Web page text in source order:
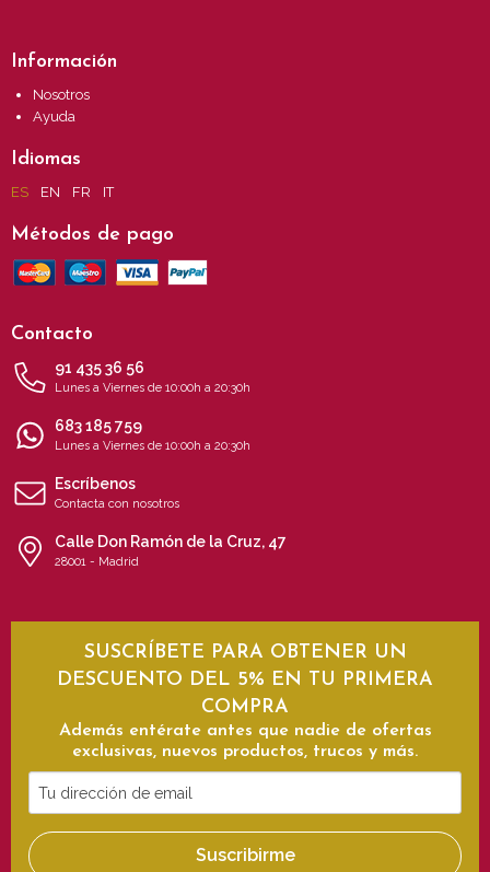
Información
Nosotros
Ayuda
Idiomas
ES EN FR IT
Métodos de pago
Contacto
91 435 36 56
Lunes a Viernes de 10:00h a 20:30h
683 185 759
Lunes a Viernes de 10:00h a 20:30h
Escríbenos
Contacta con nosotros
Calle Don Ramón de la Cruz, 47
28001 - Madrid
SUSCRÍBETE PARA OBTENER UN
DESCUENTO DEL 5% EN TU PRIMERA
COMPRA
Además entérate antes que nadie de ofertas
exclusivas, nuevos productos, trucos y más.
Tu
dirección
de
email
Suscribirme